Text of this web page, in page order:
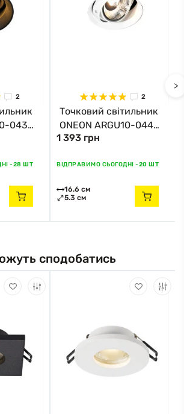
2
043
-28 ШТ
2
Точковий світильник
ONEON ARGU10-044
Zuma Line
1 393 грн
ВІДПРАВИМО СЬОГОДНІ -20 ШТ
16.6 см
5.3 см
>
сподобатись